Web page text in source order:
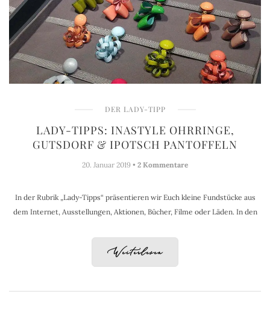
DER LADY-TIPP
LADY-TIPPS: INASTYLE OHRRINGE,
GUTSDORF & IPOTSCH PANTOFFELN
20. Januar 2019 • 2 Kommentare
In der Rubrik „Lady-Tipps“ präsentieren wir Euch kleine Fundstücke aus
dem Internet, Ausstellungen, Aktionen, Bücher, Filme oder Läden. In den
Weiterlesen